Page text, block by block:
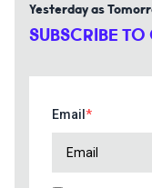
Yesterday as
SUBSCRIBE TO
Email